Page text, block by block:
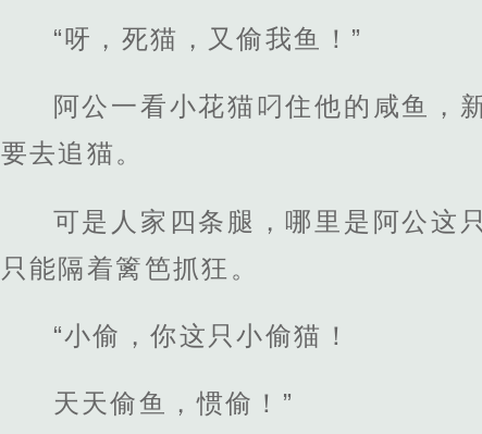
“呀，死猫，又偷我鱼！”
阿公一看小花猫叼住他的咸鱼，
要去追猫。
可是人家四条腿，哪里是阿公这
只能隔着篱笆抓狂。
“小偷，你这只小偷猫！
天天偷鱼，惯偷！”